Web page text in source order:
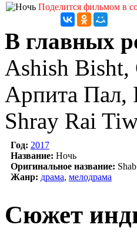
Поделится фильмом в
В главных
Ashish
Арпита Пал,
Shray Rai
Год: 2017
Название: Ночь
Оригинальное название: Shab
Жанр: драма, мелодрама
Сюжет